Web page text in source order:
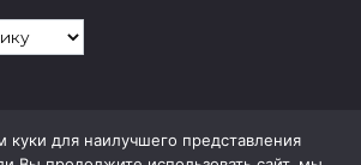
куки для наилучшего представления